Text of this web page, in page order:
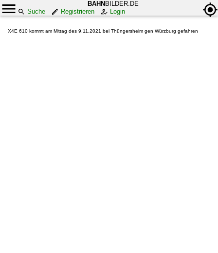
BAHN BILDER.DE
Suche
Registrieren Login
X4E 610 kommt am Mittag des 9.11.2021 bei Thüngersheim gen Würzburg gefahren